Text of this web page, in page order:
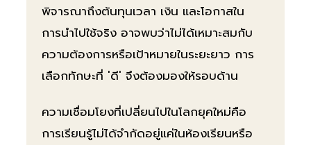
พิจารณาถึงต้นทุนเวลา เงิน และโอกาสใน
การนำไปใช้จริง อาจพบว่าไม่ได้เหมาะสมกับ
ความต้องการหรือเป้าหมายในระยะยาว การ
เลือกทักษะที่ 'ดี' จึงต้องมองให้รอบด้าน
ความเชื่อมโยงที่เปลี่ยนไปในโลกยุคใหม่คือ
การเรียนรู้ไม่ได้จำกัดอยู่แค่ในห้องเรียนหรือ